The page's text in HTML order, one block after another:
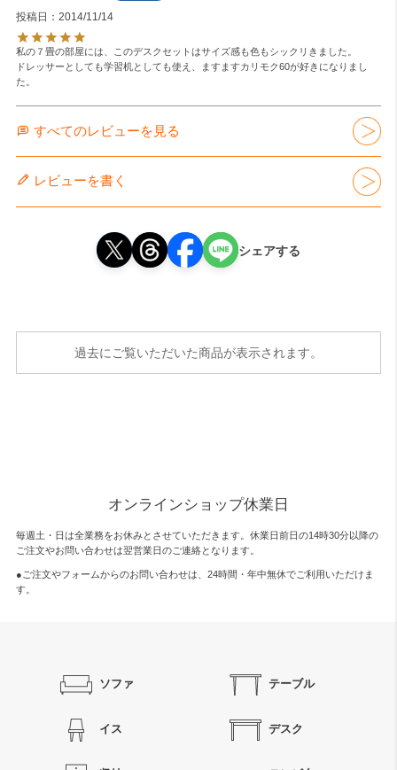
投稿日
2014/11/14
私の７畳の部屋には、このデスクセットはサイズ感も色もシックリきました。
ドレッサーとしても学習机としても使え、ますますカリモク60が好きになりまし
た。
すべてのレビューを見る
レビューを書く
シェアする
過去にご覧いただいた商品が表示されます。
オンラインショップ休業日
毎週土・日は全業務をお休みとさせていただきます。休業日前日の14時30分以降の
ご注文やお問い合わせは翌営業日のご連絡となります。
●ご注文やフォームからのお問い合わせは、 24時間・年中無休でご利用いただけま
す。
ソファ テーブル
イス デスク